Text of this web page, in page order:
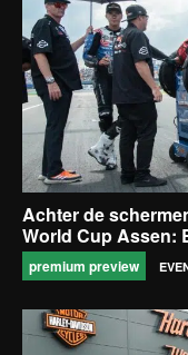
Achter de
World Cup Assen:
premium preview